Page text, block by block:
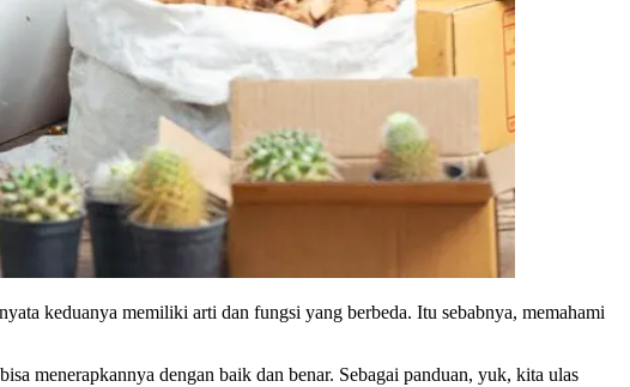
keduanya memiliki arti dan fungsi yang berbeda. Itu sebabnya, memahami
menerapkannya dengan baik dan benar. Sebagai panduan, yuk, kita ulas